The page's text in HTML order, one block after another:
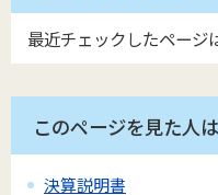
最近チェックしたページ
このページを見た人
決算説明書